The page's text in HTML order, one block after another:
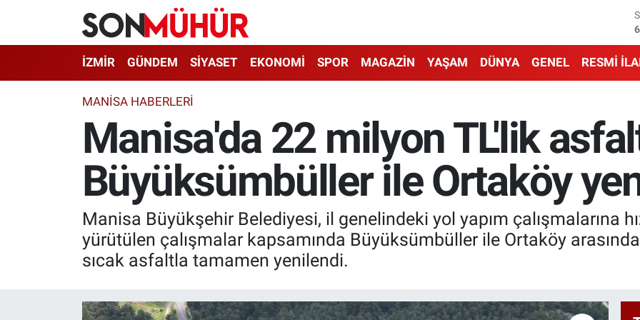
İZMİR GÜNDEM SİYASET EKONOMİ SPOR MAGAZİN YAŞAM DÜNYA GENEL RESMİ
MANİSA HABERLERİ
Manisa'da 22 milyon TL'lik asfalt
Büyüksümbüller ile Ortaköy
Manisa Büyükşehir Belediyesi, il genelindeki yol yapım çalışmalarına
yürütülen çalışmalar kapsamında Büyüksümbüller ile Ortaköy
sıcak asfaltla tamamen yenilendi.
İzmir Nöbetçi Eczaneler
İzmir Hava Durumu
İzmir Namaz Vakitleri
İzmir Trafik Yoğunluk Haritası
Süper Lig Puan Durumu ve Fikstür
Tüm Manşetler
Haber Arşivi